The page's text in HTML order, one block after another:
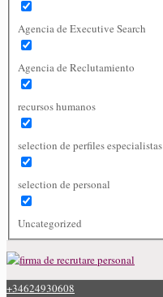
Agencia de Executive Search
Agencia de Reclutamiento
recursos humanos
selection de perfiles especialistas
selection de personal
Uncategorized
+34624930608